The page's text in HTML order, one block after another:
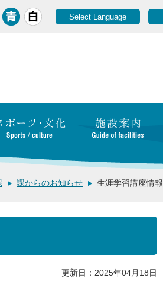
Select Language
課からのお知らせ 生涯学習講座情報
更新日：2025年04月18日